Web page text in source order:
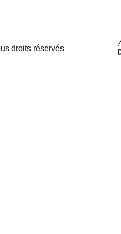
droits réservés